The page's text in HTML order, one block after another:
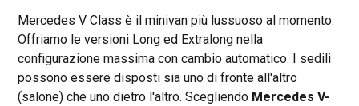
Mercedes V Class è il minivan più lussuoso al momento.
Offriamo le versioni Long ed Extralong nella
configurazione massima con cambio automatico. I sedili
possono essere disposti sia uno di fronte all'altro
(salone) che uno dietro l'altro. Scegliendo Mercedes V-